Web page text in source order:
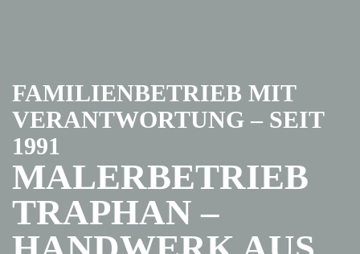
FAMILIENBETRIEB MIT
VERANTWORTUNG – SEIT
1991
MALERBETRIEB
TRAPHAN –